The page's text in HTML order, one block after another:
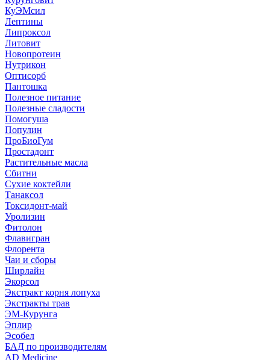
КуЭМсил
Лептины
Липроксол
Литовит
Новопротеин
Нутрикон
Оптисорб
Пантошка
Полезное питание
Полезные сладости
Помогуша
Популин
ПроБиоГум
Простадонт
Растительные масла
Сбитни
Сухие коктейли
Танаксол
Токсидонт-май
Уролизин
Фитолон
Флавигран
Флорента
Чаи и сборы
Ширлайн
Экорсол
Экстракт корня лопуха
Экстракты трав
ЭМ-Курунга
Эплир
Эсобел
БАД по производителям
AD Medicine